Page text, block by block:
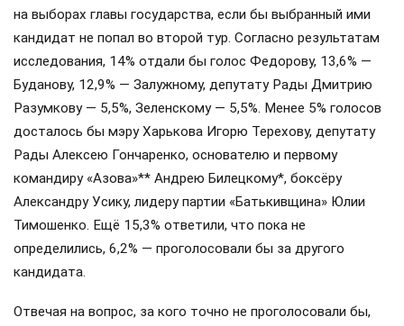
на выборах главы государства, если бы выбранный ими
кандидат не попал во второй тур. Согласно результатам
исследования, 14% отдали бы голос Федорову, 13,6% —
Буданову, 12,9% — Залужному, депутату Рады Дмитрию
Разумкову — 5,5%, Зеленскому — 5,5%. Менее 5% голосов
досталось бы мэру Харькова Игорю Терехову, депутату
Рады Алексею Гончаренко, основателю и первому
командиру «Азова»** Андрею Билецкому*, боксёру
Александру Усику, лидеру партии «Батькивщина» Юлии
Тимошенко. Ещё 15,3% ответили, что пока не
определились, 6,2% — проголосовали бы за другого
кандидата.
Отвечая на вопрос, за кого точно не проголосовали бы,